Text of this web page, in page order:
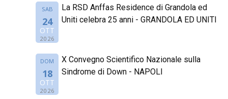
SAB
24
OTT
2026
La RSD Anffas Residence di Grandola ed
Uniti celebra 25 anni - GRANDOLA ED UNITI
DOM
18
OTT
2026
X Convegno Scientifico Nazionale sulla
Sindrome di Down - NAPOLI